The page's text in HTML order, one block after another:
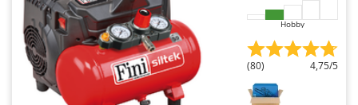
Hobby
(80) 4,75/5